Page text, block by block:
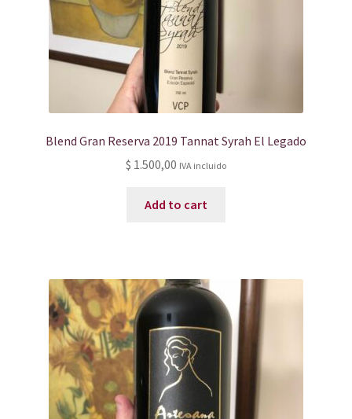
Blend Gran Reserva 2019 Tannat Syrah El Legado
$ 1.500,00 IVA incluido
Add to cart